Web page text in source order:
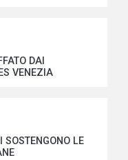
DAI
VENEZIA
SOSTENGONO LE